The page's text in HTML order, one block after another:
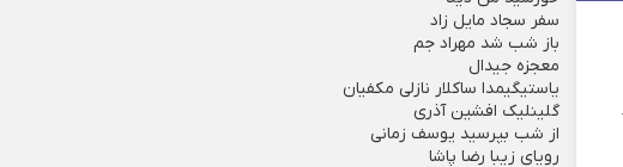
سفر سجاد مایل زاد
باز شب شد مهراد جم
معجزه جیدال
یاستیگیمدا ساکلار نازلی مکفیان
گلینلیک افشین آذری
از شب بپرسید یوسف زمانی
رویای زیبا رضا پاشا